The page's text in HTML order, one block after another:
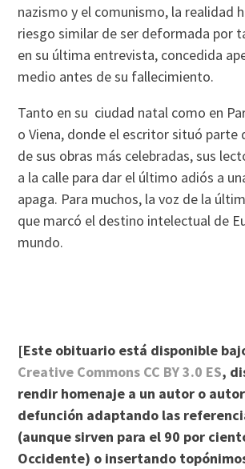
nazismo y el comunismo, la realidad
riesgo similar de ser deformada por
en su última entrevista, concedida
medio antes de su fallecimiento.
Tanto en su ciudad natal como en
o Viena, donde el escritor situó parte
de sus obras más celebradas, sus
a la calle para dar el último adiós a
apaga. Para muchos, la voz de la
que marcó el destino intelectual de
mundo.
[Este obituario está disponible
Creative Commons CC BY 3.0 ES,
rendir homenaje a un autor o
defunción adaptando las
(aunque sirven para el 90 por
Occidente) o insertando